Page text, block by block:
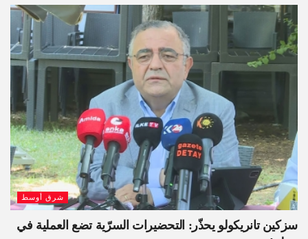
شرق أوسط
سزكين تانريكولو يحذّر: التحضيرات السرّية تضع العملية في